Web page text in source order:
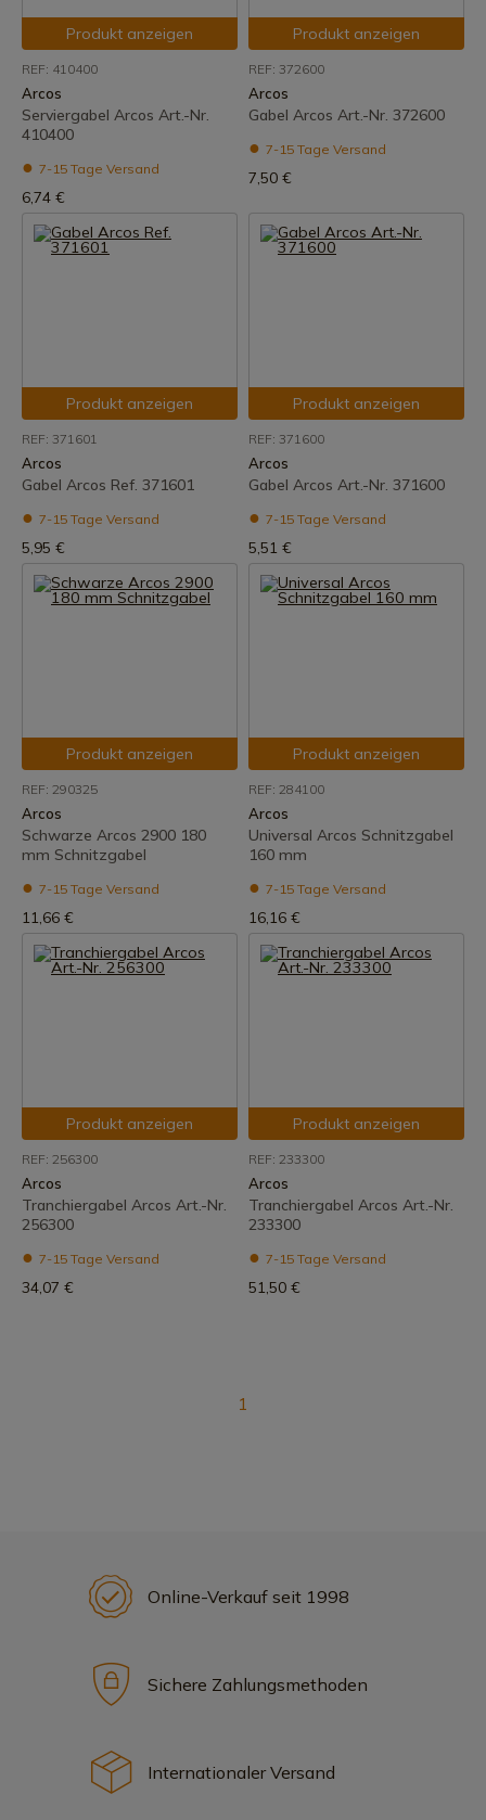
Produkt anzeigen
REF: 410400
Arcos
Serviergabel Arcos Art.-Nr.
410400
7-15 Tage Versand
6,74 €
Produkt anzeigen
REF: 372600
Arcos
Gabel Arcos Art.-Nr. 372600
7-15 Tage Versand
7,50 €
Produkt anzeigen
REF: 371601
Arcos
Gabel Arcos Ref. 371601
7-15 Tage Versand
5,95 €
Produkt anzeigen
REF: 371600
Arcos
Gabel Arcos Art.-Nr. 371600
7-15 Tage Versand
5,51 €
Produkt anzeigen
REF: 290325
Arcos
Schwarze Arcos 2900 180
mm Schnitzgabel
7-15 Tage Versand
11,66 €
Produkt anzeigen
REF: 284100
Arcos
Universal Arcos Schnitzgabel
160 mm
7-15 Tage Versand
16,16 €
Produkt anzeigen
REF: 256300
Arcos
Tranchiergabel Arcos Art.-Nr.
256300
7-15 Tage Versand
34,07 €
Produkt anzeigen
REF: 233300
Arcos
Tranchiergabel Arcos Art.-Nr.
233300
7-15 Tage Versand
51,50 €
1
Online-Verkauf seit 1998
Sichere Zahlungsmethoden
Internationaler Versand